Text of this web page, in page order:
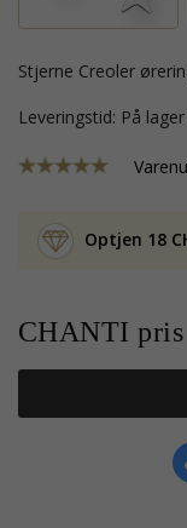
stjerne Creoler
Leveringstid: På
Optjen 18
CHANTI pris